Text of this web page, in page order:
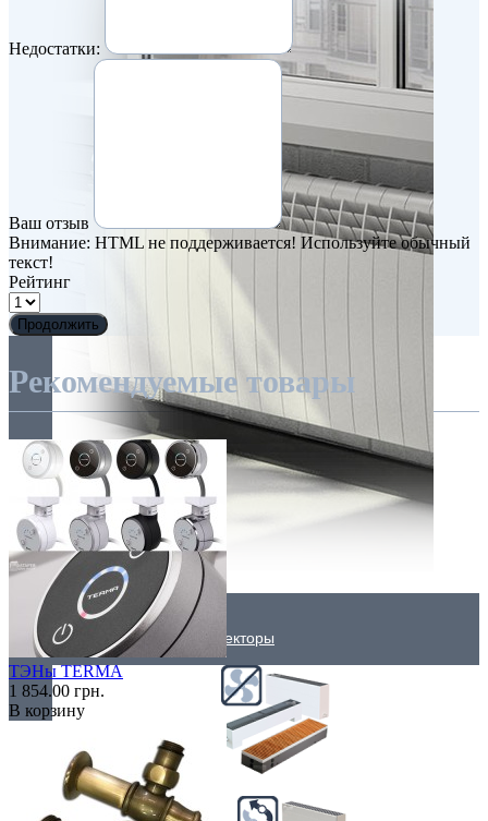
Внутрипольные конвекторы
Без вентилятора
Недостатки:
Ваш отзыв
Внимание: HTML не поддерживается! Используйте обычный
текст!
Рейтинг
Продолжить
Рекомендуемые товары
ТЭНы TERMA
1 854.00 грн.
В корзину